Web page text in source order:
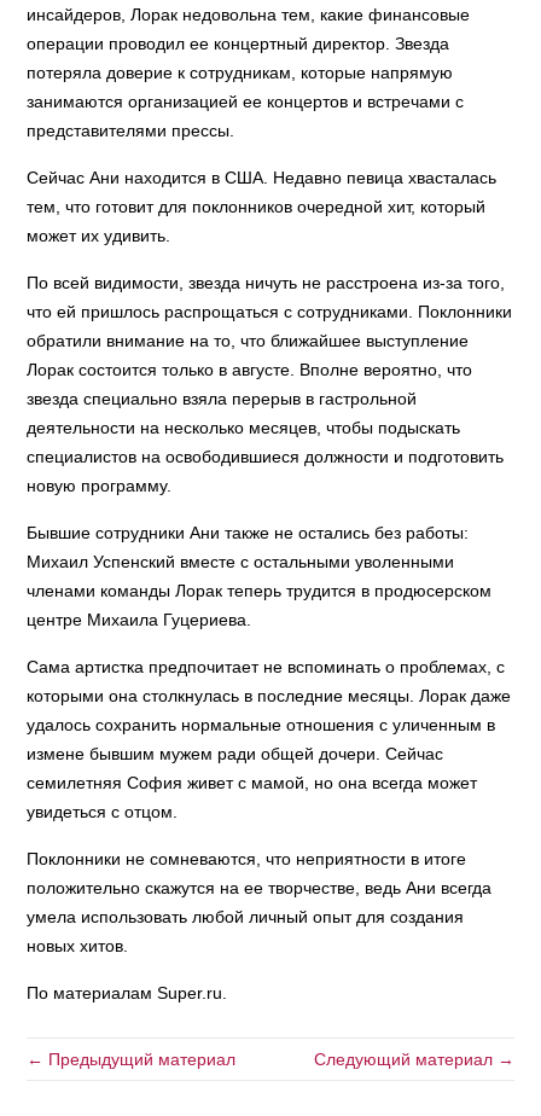
инсайдеров, Лорак недовольна тем, какие финансовые
операции проводил ее концертный директор. Звезда
потеряла доверие к сотрудникам, которые напрямую
занимаются организацией ее концертов и встречами с
представителями прессы.
Сейчас Ани находится в США. Недавно певица хвасталась
тем, что готовит для поклонников очередной хит, который
может их удивить.
По всей видимости, звезда ничуть не расстроена из-за того,
что ей пришлось распрощаться с сотрудниками. Поклонники
обратили внимание на то, что ближайшее выступление
Лорак состоится только в августе. Вполне вероятно, что
звезда специально взяла перерыв в гастрольной
деятельности на несколько месяцев, чтобы подыскать
специалистов на освободившиеся должности и подготовить
новую программу.
Бывшие сотрудники Ани также не остались без работы:
Михаил Успенский вместе с остальными уволенными
членами команды Лорак теперь трудится в продюсерском
центре Михаила Гуцериева.
Сама артистка предпочитает не вспоминать о проблемах, с
которыми она столкнулась в последние месяцы. Лорак даже
удалось сохранить нормальные отношения с уличенным в
измене бывшим мужем ради общей дочери. Сейчас
семилетняя София живет с мамой, но она всегда может
увидеться с отцом.
Поклонники не сомневаются, что неприятности в итоге
положительно скажутся на ее творчестве, ведь Ани всегда
умела использовать любой личный опыт для создания
новых хитов.
По материалам Super.ru.
← Предыдущий материал Следующий материал →